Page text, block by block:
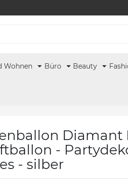
Wohnen Büro Beauty
Diamant
-
- silber